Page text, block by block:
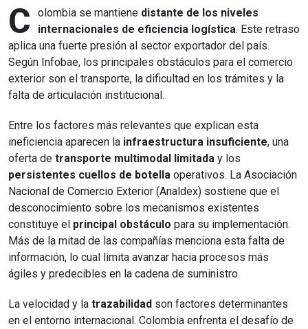
C olombia se mantiene distante de los niveles
internacionales de eficiencia logística. Este retraso
aplica una fuerte presión al sector exportador del país.
Según Infobae, los principales obstáculos para el comercio
exterior son el transporte, la dificultad en los trámites y la
falta de articulación institucional.
Entre los factores más relevantes que explican esta
ineficiencia aparecen la infraestructura insuficiente, una
oferta de transporte multimodal limitada y los
persistentes cuellos de botella operativos. La Asociación
Nacional de Comercio Exterior (Analdex) sostiene que el
desconocimiento sobre los mecanismos existentes
constituye el principal obstáculo para su implementación.
Más de la mitad de las compañías menciona esta falta de
información, lo cual limita avanzar hacia procesos más
ágiles y predecibles en la cadena de suministro.
La velocidad y la trazabilidad son factores determinantes
en el entorno internacional. Colombia enfrenta el desafío de